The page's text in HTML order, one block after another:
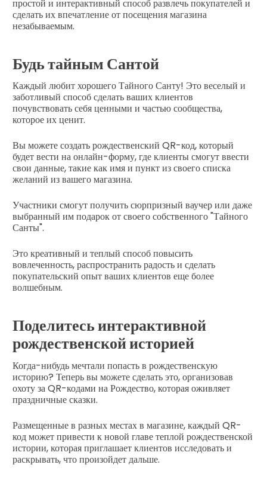
простой и интерактивный способ развлечь покупателей и
сделать их впечатление от посещения магазина
незабываемым.
Будь тайным Сантой
Каждый любит хорошего Тайного Санту! Это веселый и
заботливый способ сделать ваших клиентов
почувствовать себя ценными и частью сообщества,
которое их ценит.
Вы можете создать рождественский QR-код, который
будет вести на онлайн-форму, где клиенты смогут ввести
свои данные, такие как имя и пункт из своего списка
желаний из вашего магазина.
Участники смогут получить сюрпризный ваучер или даже
выбранный им подарок от своего собственного "Тайного
Санты".
Это креативный и теплый способ повысить
вовлеченность, распространить радость и сделать
покупательский опыт ваших клиентов еще более
волшебным.
Поделитесь интерактивной
рождественской историей
Когда-нибудь мечтали попасть в рождественскую
историю? Теперь вы можете сделать это, организовав
охоту за QR-кодами на Рождество, которая оживляет
праздничные сказки.
Размещенные в разных местах в магазине, каждый QR-
код может привести к новой главе теплой рождественской
истории, которая приглашает клиентов исследовать и
раскрывать, что произойдет дальше.